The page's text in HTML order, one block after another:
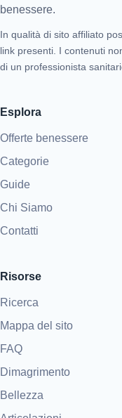
benessere.
In qualità di sito affiliato
link presenti. I contenuti
di un professionista
Esplora
Offerte benessere
Categorie
Guide
Chi Siamo
Contatti
Risorse
Ricerca
Mappa del sito
FAQ
Dimagrimento
Bellezza